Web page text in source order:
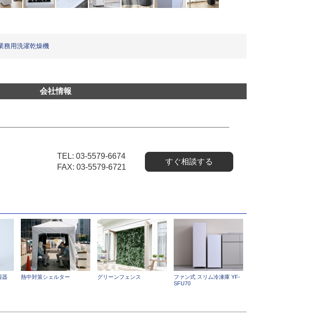
務用洗濯乾燥機
会社情報
TEL: 03-5579-6674
FAX: 03-5579-6721
すぐ相談する
器
熱中対策シェルター グリーンフェンス
ファン式 スリム冷凍庫 YF-
SFU70